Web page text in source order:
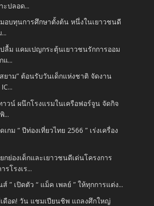
ะปลอด...
อบทุนการศึกษาตั้งต้น หนึ่งในเยาวชนดี
ลื้ม แคมเปญกระตุ้นเยาวชนรักการออม
แ...
ยาม” ต้อนรับวันเด็กแห่งชาติ จัดงาน
วน์ ผนึกโรงแรมในเครือฟอร์จูน จัดกิจ
...
เกม “ ปีท่องเที่ยวไทย 2566 ” เร่งเครื่อง
กย่องเด็กและเยาวชนดีเด่นโครงการ
รโรงเร...
” เปิดตัว “ แม็ค เพลย์ ” ให้ทุกการแต่ง...
ดือด! วัน แชมเปียนชิพ แถลงศึกใหญ่